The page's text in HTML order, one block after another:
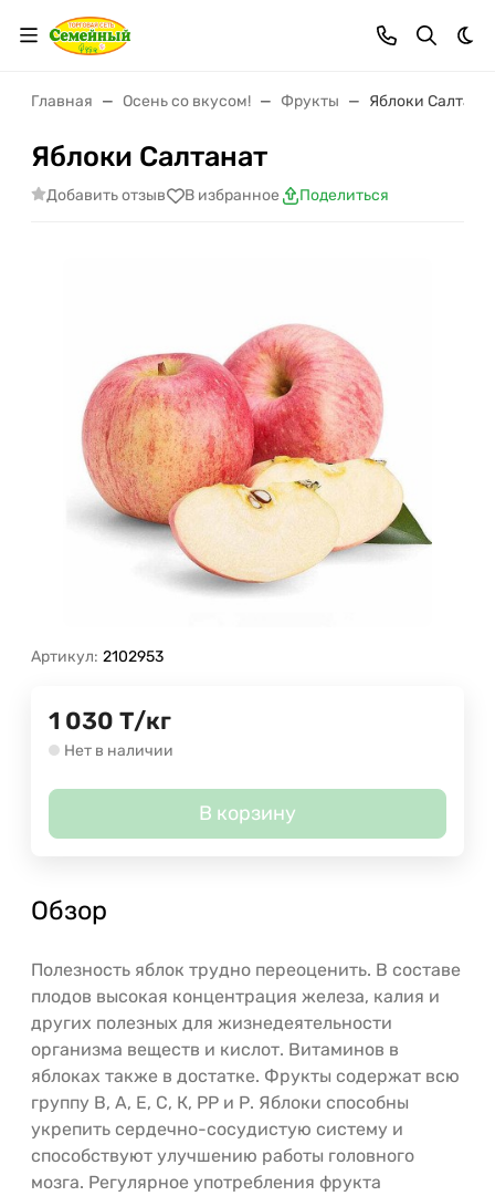
Главная Осень со вкусом! Фрукты Яблоки
Яблоки Салтанат
Добавить отзыв В избранное Поделиться
Артикул: 2102953
1 030 Т/кг
Нет в наличии
В корзину
Обзор
Полезность яблок трудно переоценить. В составе
плодов высокая концентрация железа, калия и
других полезных для жизнедеятельности
организма веществ и кислот. Витаминов в
яблоках также в достатке. Фрукты содержат всю
группу B, А, Е, С, К, PP и Р. Яблоки способны
укрепить сердечно-сосудистую систему и
способствуют улучшению работы головного
мозга. Регулярное употребления фрукта